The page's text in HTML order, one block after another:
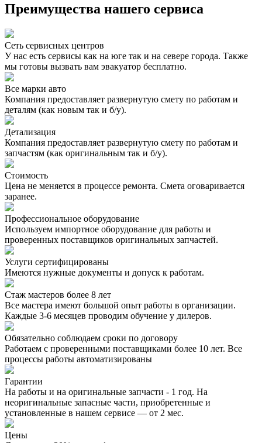
Преимущества нашего сервиса
Сеть сервисных центров
У нас есть сервисы как на юге так и на севере города. Также
мы готовы вызвать вам эвакуатор бесплатно.
Все марки авто
Компания предоставляет развернутую смету по работам и
деталям (как новым так и б/у).
Детализация
Компания предоставляет развернутую смету по работам и
запчастям (как оригинальным так и б/у).
Стоимость
Цена не меняется в процессе ремонта. Смета оговаривается
заранее.
Профессиональное оборудование
Используем импортное оборудование для работы и
проверенных поставщиков оригинальных запчастей.
Услуги сертифицированы
Имеются нужные документы и допуск к работам.
Стаж мастеров более 8 лет
Все мастера имеют большой опыт работы в организации.
Каждые 3-6 месяцев проводим обучение у дилеров.
Обязательно соблюдаем сроки по договору
Работаем с проверенными поставщиками более 10 лет. Все
процессы работы автоматизированы
Гарантии
На работы и на оригинальные запчасти - 1 год. На
неоригинальные запасные части, приобретенные и
установленные в нашем сервисе — от 2 мес.
Цены